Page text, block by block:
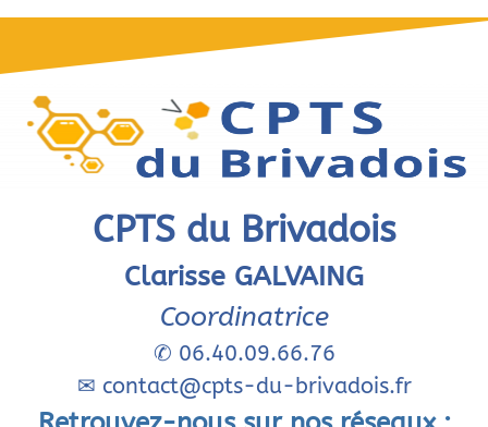
CPTS du Brivadois
Clarisse GALVAING
Coordinatrice
✆ 06.40.09.66.76
✉ contact@cpts-du-brivadois.fr